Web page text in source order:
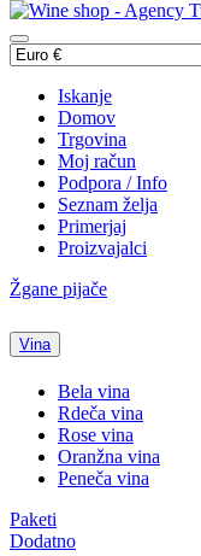
Iskanje
Domov
Trgovina
Moj račun
Podpora / Info
Seznam želja
Primerjaj
Proizvajalci
Žgane pijače
Vina
Bela vina
Rdeča vina
Rose vina
Oranžna vina
Peneča vina
Paketi
Dodatno